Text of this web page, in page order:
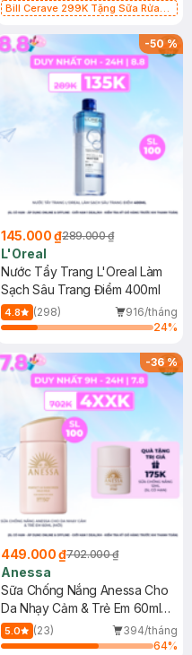
Bill Cerave 299K Tặng Sữa Rửa
-50%
145.000 ₫289.000 ₫
L'Oreal
Nước Tẩy Trang L'Oreal Làm
Sạch Sâu Trang Điểm 400ml
4.8 (298)
916/tháng
24%
-36%
449.000 ₫702.000 ₫
Anessa
Sữa Chống Nắng Anessa Cho
Da Nhạy Cảm & Trẻ Em 60ml
(Mới)
5.0 (23)
394/tháng
64%